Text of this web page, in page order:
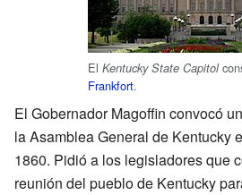
El Kentucky State Capitol
Frankfort.
El Gobernador Magoffin convocó
la Asamblea General de Kentucky
1860. Pidió a los legisladores que
reunión del pueblo de Kentucky